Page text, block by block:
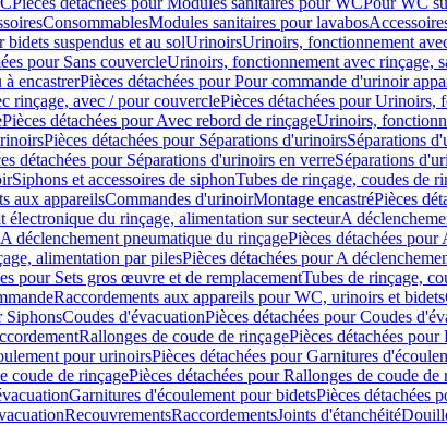
ConsommablesModules sanitaires pour lavabos
bidets suspendus et au solUrinoirsUrinoirs, fonctionnement
pour Sans couvercleUrinoirs, fonctionnement avec rinçage,
encastrerPièces détachées pour Pour commande d'urinoir
rinçage, avec / pour couverclePièces détachées pour Urinoirs,
Pièces détachées pour Avec rebord de rinçageUrinoirs,
Pièces détachées pour Séparations d'urinoirsSéparations
détachées pour Séparations d'urinoirs en verreSéparations
Siphons et accessoires de siphonTubes de rinçage, coudes de
aux appareilsCommandes d'urinoirMontage encastréPièces
électronique du rinçage, alimentation sur secteurA
A déclenchement pneumatique du rinçagePièces détachées
alimentation par pilesPièces détachées pour A
pour Sets gros œuvre et de remplacementTubes de rinçage,
Raccordements aux appareils pour WC, urinoirs et bidets
SiphonsCoudes d'évacuationPièces détachées pour Coudes
Rallonges de coude de rinçagePièces détachées
pour urinoirsPièces détachées pour Garnitures
coude de rinçagePièces détachées pour Rallonges de coude de
Garnitures d'écoulement pour bidetsPièces détachées
RecouvrementsRaccordementsJoints d'étanchéité